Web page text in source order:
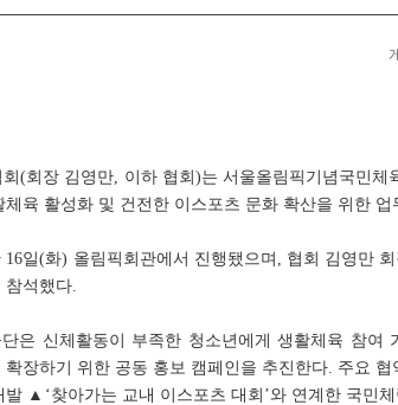
회(회장 김영만, 이하 협회)는 서울올림픽기념국민
체육 활성화 및 건전한 이스포츠 문화 확산을 위한
16일(화) 올림픽회관에서 진행됐으며, 협회 김영만
참석했다.
은 신체활동이 부족한 청소년에게 생활체육 참여
확장하기 위한 공동 홍보 캠페인을 추진한다. 주요
발 ▲‘찾아가는 교내 이스포츠 대회’와 연계한 국민